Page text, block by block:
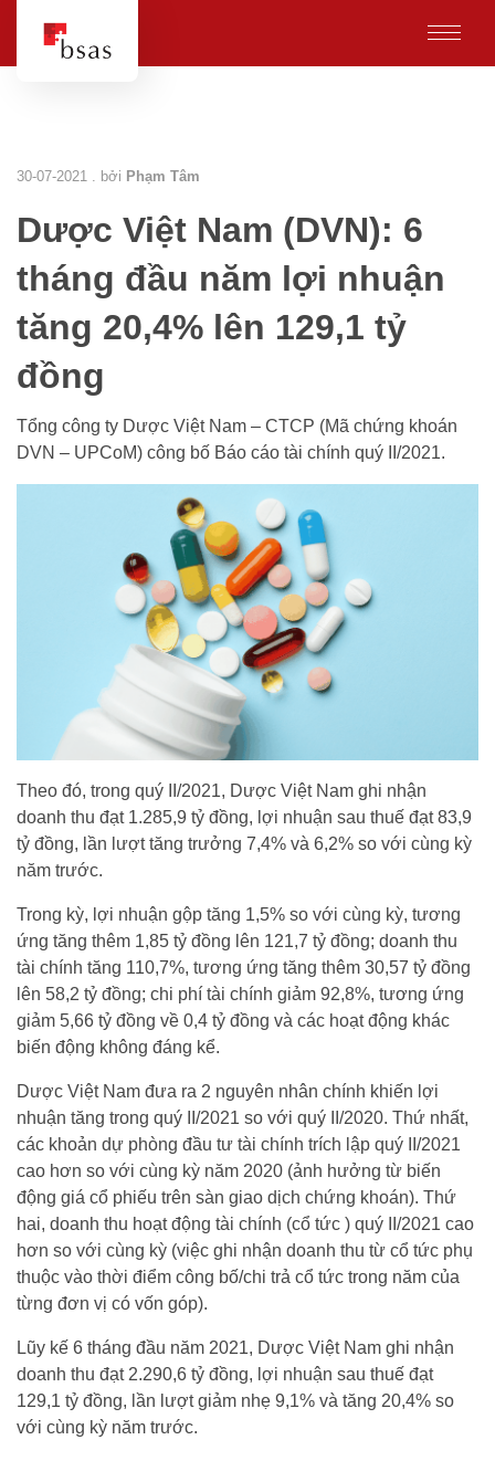
30-07-2021 . bởi Phạm Tâm
Dược Việt Nam (DVN): 6
tháng đầu năm lợi nhuận
tăng 20,4% lên 129,1 tỷ
đồng
Tổng công ty Dược Việt Nam – CTCP (Mã chứng khoán
DVN – UPCoM) công bố Báo cáo tài chính quý II/2021.
Theo đó, trong quý II/2021, Dược Việt Nam ghi nhận
doanh thu đạt 1.285,9 tỷ đồng, lợi nhuận sau thuế đạt 83,9
tỷ đồng, lần lượt tăng trưởng 7,4% và 6,2% so với cùng kỳ
năm trước.
Trong kỳ, lợi nhuận gộp tăng 1,5% so với cùng kỳ, tương
ứng tăng thêm 1,85 tỷ đồng lên 121,7 tỷ đồng; doanh thu
tài chính tăng 110,7%, tương ứng tăng thêm 30,57 tỷ đồng
lên 58,2 tỷ đồng; chi phí tài chính giảm 92,8%, tương ứng
giảm 5,66 tỷ đồng về 0,4 tỷ đồng và các hoạt động khác
biến động không đáng kể.
Dược Việt Nam đưa ra 2 nguyên nhân chính khiến lợi
nhuận tăng trong quý II/2021 so với quý II/2020. Thứ nhất,
các khoản dự phòng đầu tư tài chính trích lập quý II/2021
cao hơn so với cùng kỳ năm 2020 (ảnh hưởng từ biến
động giá cổ phiếu trên sàn giao dịch chứng khoán). Thứ
hai, doanh thu hoạt động tài chính (cổ tức ) quý II/2021 cao
hơn so với cùng kỳ (việc ghi nhận doanh thu từ cổ tức phụ
thuộc vào thời điểm công bố/chi trả cổ tức trong năm của
từng đơn vị có vốn góp).
Lũy kế 6 tháng đầu năm 2021, Dược Việt Nam ghi nhận
doanh thu đạt 2.290,6 tỷ đồng, lợi nhuận sau thuế đạt
129,1 tỷ đồng, lần lượt giảm nhẹ 9,1% và tăng 20,4% so
với cùng kỳ năm trước.